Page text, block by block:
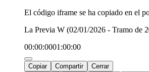
El código iframe se ha copiado en el
La Previa W (02/01/2026 - Tramo de
00:00:0001:00:00
Copiar Compartir
Cerrar